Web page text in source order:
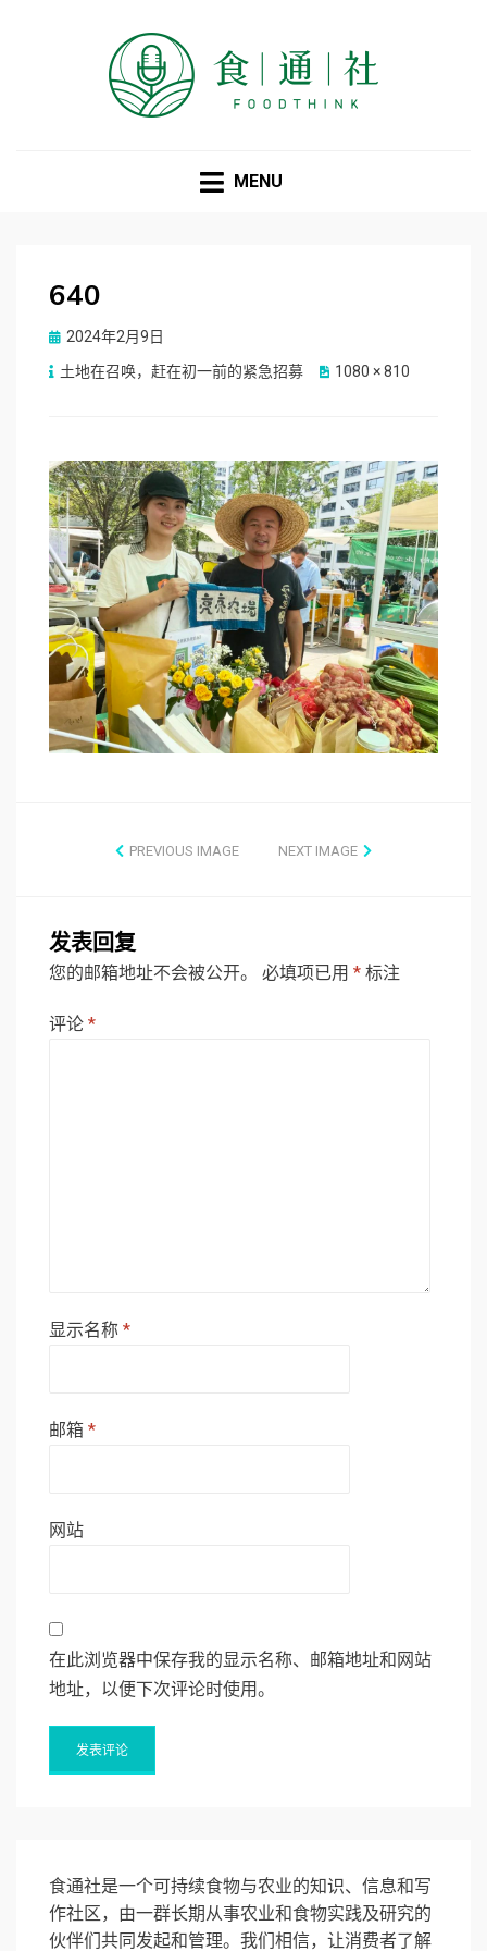
MENU
640
Posted
2024年2月9日
土地在召唤，赶在初一前的紧急招募
1080 × 810
PREVIOUS IMAGE NEXT IMAGE
发表回复
您的邮箱地址不会被公开。 必填项已用 * 标注
评论 *
显示名称 *
邮箱 *
网站
在此浏览器中保存我的显示名称、邮箱地址和网站
地址，以便下次评论时使用。
食通社是一个可持续食物与农业的知识、信息和写
作社区，由一群长期从事农业和食物实践及研究的
伙伴们共同发起和管理。我们相信，让消费者了解